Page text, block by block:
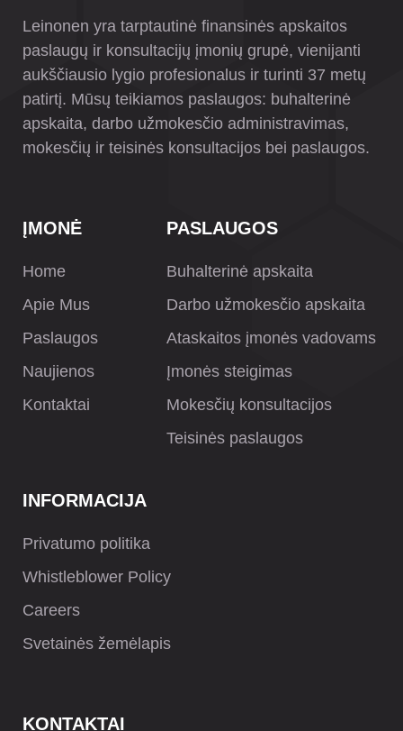
Leinonen yra tarptautinė finansinės apskaitos
paslaugų ir konsultacijų įmonių grupė, vienijanti
aukščiausio lygio profesionalus ir turinti 37 metų
patirtį. Mūsų teikiamos paslaugos: buhalterinė
apskaita, darbo užmokesčio administravimas,
mokesčių ir teisinės konsultacijos bei paslaugos.
ĮMONĖ
Home
Apie Mus
Paslaugos
Naujienos
Kontaktai
PASLAUGOS
Buhalterinė apskaita
Darbo užmokesčio apskaita
Ataskaitos įmonės vadovams
Įmonės steigimas
Mokesčių konsultacijos
Teisinės paslaugos
INFORMACIJA
Privatumo politika
Whistleblower Policy
Careers
Svetainės žemėlapis
KONTAKTAI